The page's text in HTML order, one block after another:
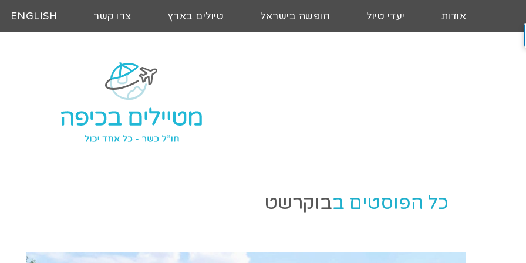
אודות יעדי טיול חופשה בישראל טיולים בארץ צרו קשר ENGLISH
כל הפוסטים בבוקרשט